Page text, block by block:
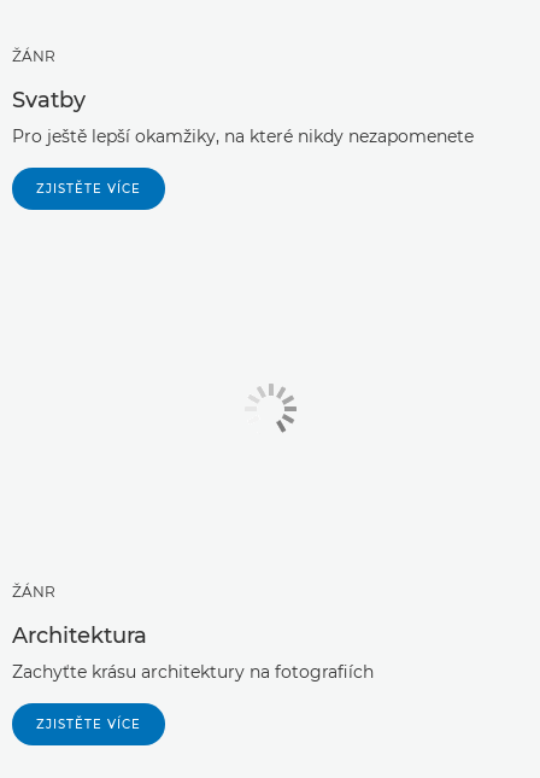
ŽÁNR
Svatby
Pro ještě lepší okamžiky, na které nikdy nezapomenete
ZJISTĚTE VÍCE
ŽÁNR
Architektura
Zachyťte krásu architektury na fotografiích
ZJISTĚTE VÍCE